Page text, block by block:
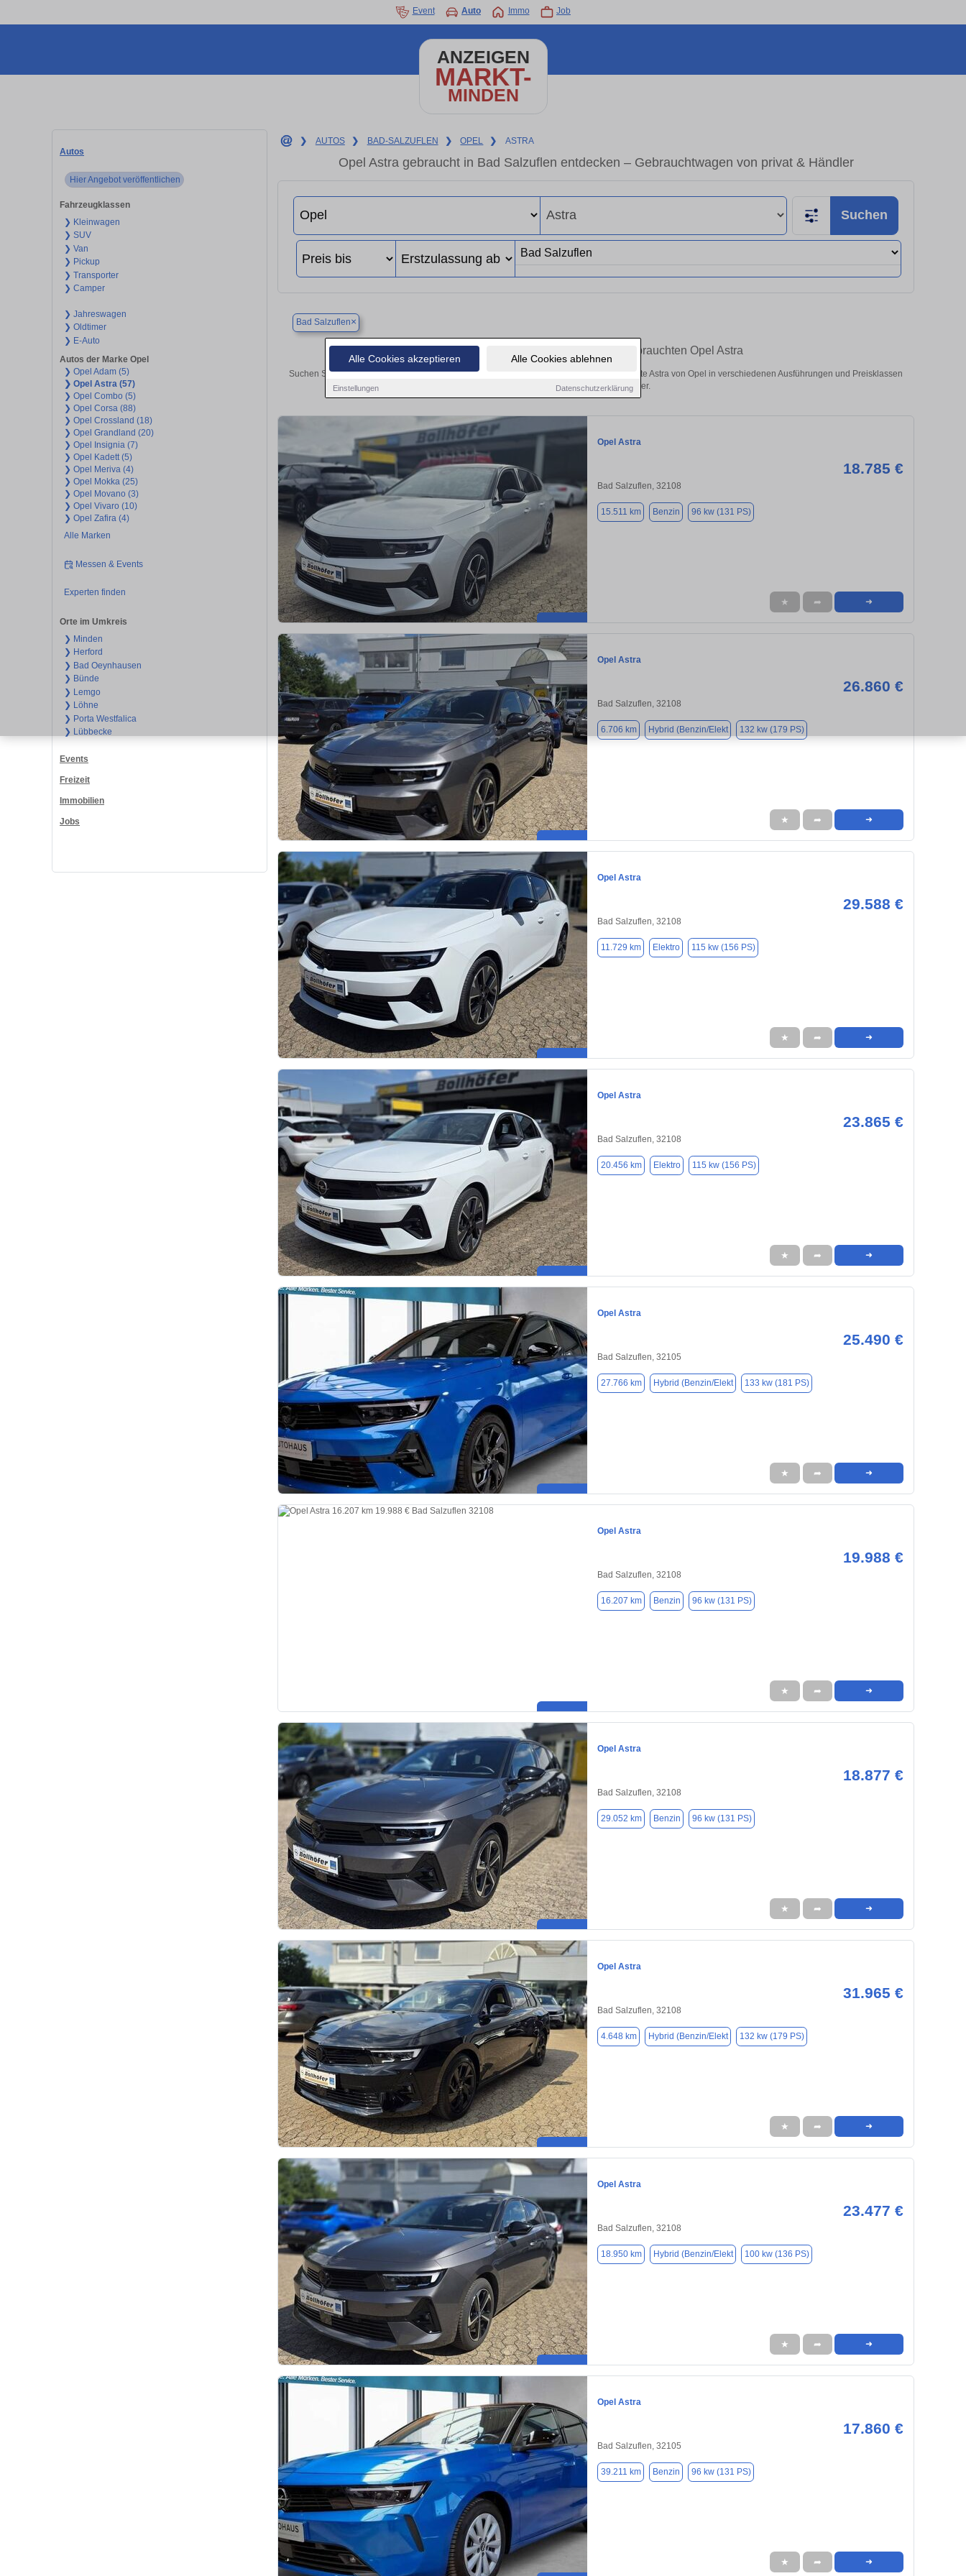
Alle Cookies akzeptieren Alle Cookies ablehnen
Einstellungen Datenschutzerklärung
Event Auto Immo Job
ANZEIGEN
MARKT-
MINDEN
Autos
Hier Angebot veröffentlichen
Fahrzeugklassen
❯ Kleinwagen
❯ SUV
❯ Van
❯ Pickup
❯ Transporter
❯ Camper
❯ Jahreswagen
❯ Oldtimer
❯ E-Auto
Autos der Marke Opel
❯ Opel Adam (5)
❯ Opel Astra (57)
❯ Opel Combo (5)
❯ Opel Corsa (88)
❯ Opel Crossland (18)
❯ Opel Grandland (20)
❯ Opel Insignia (7)
❯ Opel Kadett (5)
❯ Opel Meriva (4)
❯ Opel Mokka (25)
❯ Opel Movano (3)
❯ Opel Vivaro (10)
❯ Opel Zafira (4)
Alle Marken
Messen & Events
Experten finden
Orte im Umkreis
❯ Minden
❯ Herford
❯ Bad Oeynhausen
❯ Bünde
❯ Lemgo
❯ Löhne
❯ Porta Westfalica
❯ Lübbecke
Events
Freizeit
Immobilien
Jobs
❯ AUTOS ❯ BAD-SALZUFLEN ❯ OPEL ❯ ASTRA
Opel Astra gebraucht in Bad Salzuflen entdecken – Gebrauchtwagen von privat & Händler
Suchen
Bad Salzuflen×
Finden Sie in Bad Salzuflen Ihren gebrauchten Opel Astra
Suchen Sie in Bad Salzuflen einen Opel Astra Gebrauchtwagen? Entdecken Sie gebrauchte Astra von Opel in verschiedenen Ausführungen und Preisklassen
von privat und vom Händler.
Opel Astra
18.785 €
Bad Salzuflen, 32108
15.511 km Benzin 96 kw (131 PS)
★ ➦ ➜
Opel Astra
26.860 €
Bad Salzuflen, 32108
6.706 km Hybrid (Benzin/Elekt 132 kw (179 PS)
★ ➦ ➜
Opel Astra
29.588 €
Bad Salzuflen, 32108
11.729 km Elektro 115 kw (156 PS)
★ ➦ ➜
Opel Astra
23.865 €
Bad Salzuflen, 32108
20.456 km Elektro 115 kw (156 PS)
★ ➦ ➜
Opel Astra
25.490 €
Bad Salzuflen, 32105
27.766 km Hybrid (Benzin/Elekt 133 kw (181 PS)
★ ➦ ➜
Opel Astra
19.988 €
Bad Salzuflen, 32108
16.207 km Benzin 96 kw (131 PS)
★ ➦ ➜
Opel Astra
18.877 €
Bad Salzuflen, 32108
29.052 km Benzin 96 kw (131 PS)
★ ➦ ➜
Opel Astra
31.965 €
Bad Salzuflen, 32108
4.648 km Hybrid (Benzin/Elekt 132 kw (179 PS)
★ ➦ ➜
Opel Astra
23.477 €
Bad Salzuflen, 32108
18.950 km Hybrid (Benzin/Elekt 100 kw (136 PS)
★ ➦ ➜
Opel Astra
17.860 €
Bad Salzuflen, 32105
39.211 km Benzin 96 kw (131 PS)
★ ➦ ➜